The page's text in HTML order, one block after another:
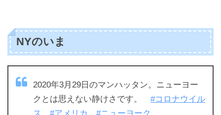
NYのいま
2020年3月29日のマンハッタン。ニューヨー
クとは思えない静けさです。 #コロナウイル